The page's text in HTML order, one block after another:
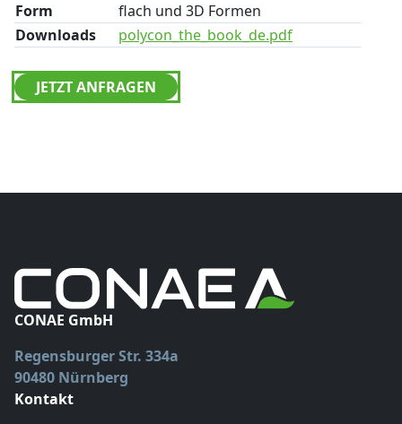
Form
flach und 3D Formen
Downloads
polycon_the_book_de.pdf
JETZT ANFRAGEN
CONAE GmbH
Regensburger Str. 334a
90480 Nürnberg
Kontakt